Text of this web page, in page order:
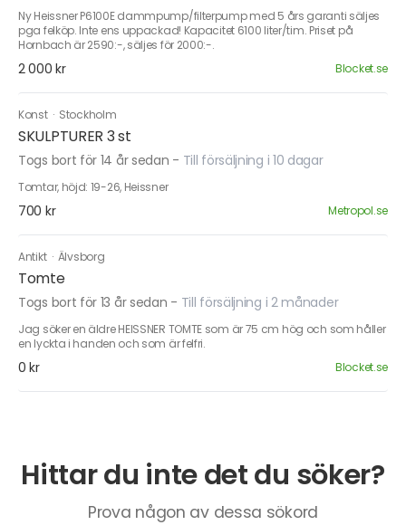
Ny Heissner P6100E dammpump/filterpump med 5 års garanti säljes
pga felköp. Inte ens uppackad! Kapacitet 6100 liter/tim. Priset på
Hornbach är 2590:-, säljes för 2000:-.
2 000 kr Blocket.se
Konst · Stockholm
SKULPTURER 3 st
Togs bort för 14 år sedan - Till försäljning i 10 dagar
Tomtar, höjd: 19-26, Heissner
700 kr Metropol.se
Antikt · Älvsborg
Tomte
Togs bort för 13 år sedan - Till försäljning i 2 månader
Jag söker en äldre HEISSNER TOMTE som är 75 cm hög och som håller
en lyckta i handen och som är felfri.
0 kr Blocket.se
Hittar du inte det du söker?
Prova någon av dessa sökord